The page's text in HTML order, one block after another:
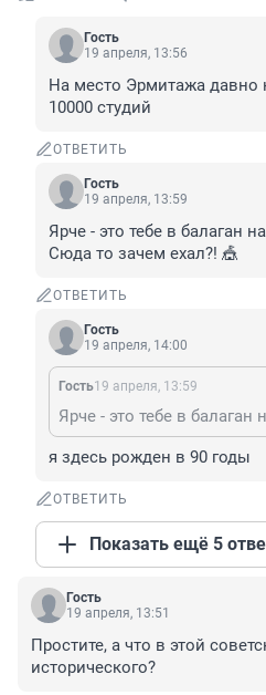
Гость
19 апреля, 13:56
На место Эрмитажа давно
10000 студий
ОТВЕТИТЬ
Гость
19 апреля, 13:59
Ярче - это тебе в балаган
Сюда то зачем ехал?! 🎪
ОТВЕТИТЬ
Гость
19 апреля, 14:00
Гость19 апреля, 13:59
я здесь рожден в 90 годы
ОТВЕТИТЬ
Показать ещё 5
Гость
19 апреля, 13:51
Простите, а что в этой
исторического?